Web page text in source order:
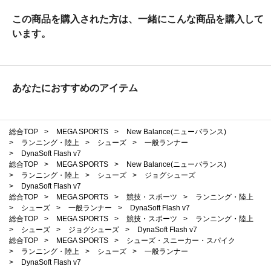
この商品を購入された方は、一緒にこんな商品を購入して
います。
あなたにおすすめのアイテム
総合TOP > MEGA SPORTS >
New Balance(ニューバランス)
>
ランニング・陸上 > シューズ >
一般ランナー
>
DynaSoft Flash v7
総合TOP
> MEGA SPORTS >
New Balance(ニューバランス)
>
ランニング・陸上 > シューズ >
ジョグシューズ
>
DynaSoft Flash v7
総合TOP
> MEGA SPORTS > 競技・スポーツ >
ランニング・陸上
>
シューズ > 一般ランナー >
DynaSoft Flash v7
総合TOP
> MEGA SPORTS > 競技・スポーツ >
ランニング・陸上
>
シューズ > ジョグシューズ >
DynaSoft Flash v7
総合TOP
> MEGA SPORTS >
シューズ・スニーカー・スパイク
>
ランニング・陸上 > シューズ >
一般ランナー
>
DynaSoft Flash v7